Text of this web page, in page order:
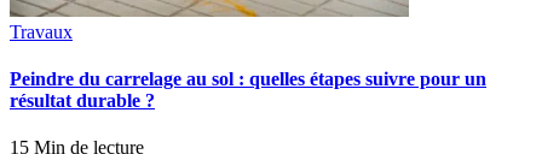
Travaux
Peindre du carrelage au sol : quelles étapes suivre pour un
résultat durable ?
15 Min de lecture